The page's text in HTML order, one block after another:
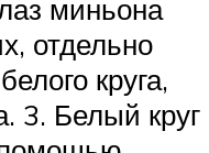
миньона
отдельно
круга,
3. Белый круг